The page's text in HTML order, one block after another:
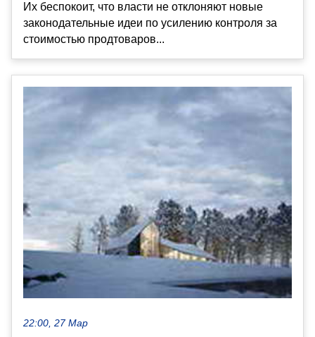
Их беспокоит, что власти не отклоняют новые
законодательные идеи по усилению контроля за
стоимостью продтоваров...
22:00, 27 Мар